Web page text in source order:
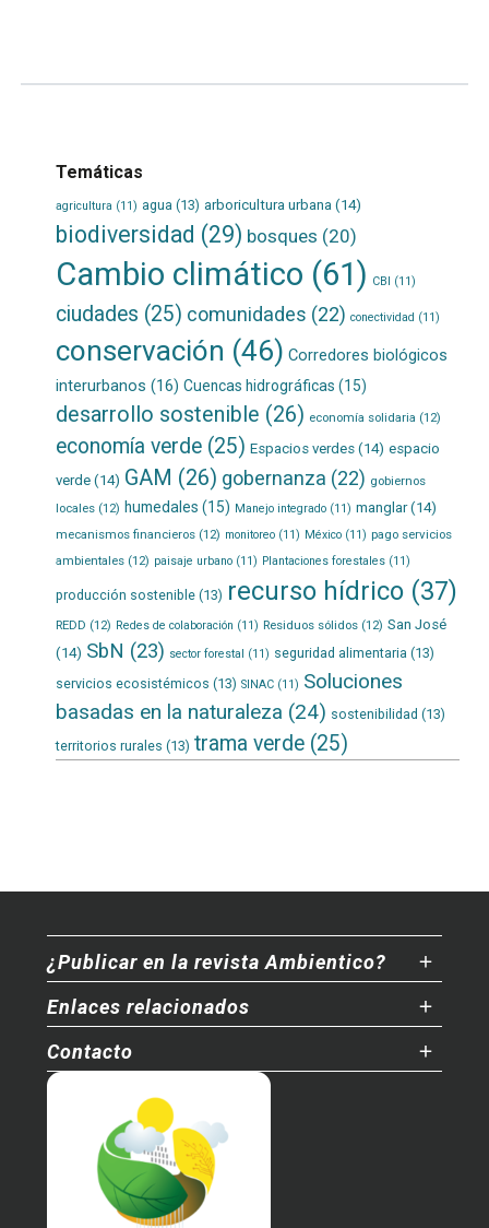
Temáticas
agricultura (11) agua (13) arboricultura urbana(14)
biodiversidad (29) bosques (20)
Cambio climático (61) CBI (11)
ciudades (25) comunidades (22) conectividad (11)
conservación (46) Corredores biológicos
interurbanos (16) Cuencas hidrográficas (15)
desarrollo sostenible (26) economía solidaria (12)
economía verde(25) Espacios verdes(14) espacio
verde(14) GAM (26) gobernanza (22) gobiernos
locales(12) humedales (15) Manejo integrado(11) manglar(14)
mecanismos financieros(12) monitoreo(11) México(11) pago servicios
ambientales(12) paisaje urbano(11) Plantaciones forestales(11)
producción sostenible(13) recurso hídrico(37)
REDD (12) Redes de colaboración (11) Residuos sólidos(12) San José
(14) SbN (23) sector forestal (11) seguridad alimentaria (13)
servicios ecosistémicos (13) SINAC(11) Soluciones
basadas en la naturaleza (24) sostenibilidad (13)
territorios rurales (13) trama verde(25)
¿Publicar en la revista Ambientico?
Enlaces relacionados
Contacto